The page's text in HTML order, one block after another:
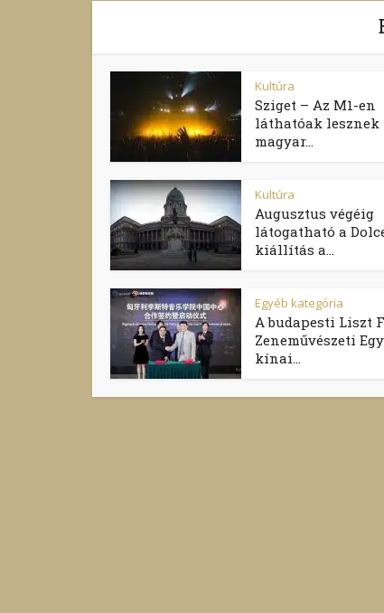
Kultúra
Sziget – Az M1-en
láthatóak lesznek
magyar...
Kultúra
Augusztus végéig
látogatható a
kiállítás a...
Egyéb kategória
A budapesti Liszt
Zeneművészeti
kínai...